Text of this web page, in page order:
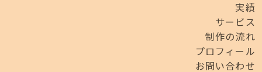
実績
サービス
制作の流れ
プロフィール
お問い合わせ